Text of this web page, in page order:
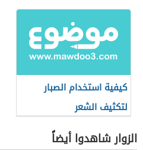
كيفية استخدام الصبار
لتكثيف الشعر
الزوار شاهدوا أيضاً